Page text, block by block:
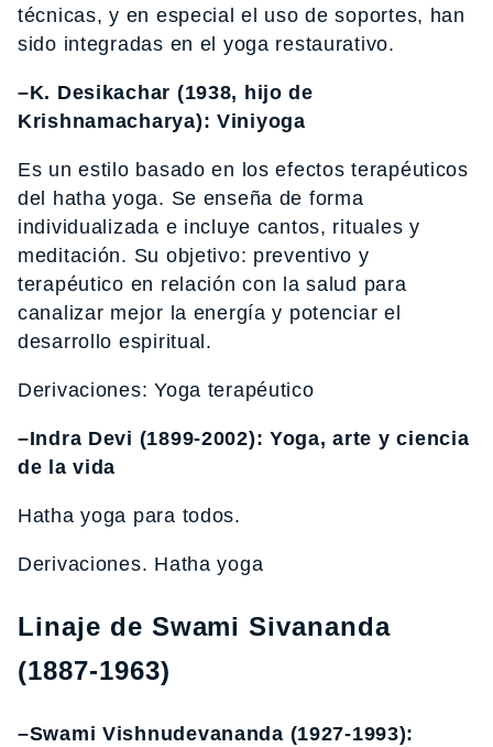
técnicas, y en especial el uso de soportes, han
sido integradas en el yoga restaurativo.
–K. Desikachar (1938, hijo de
Krishnamacharya): Viniyoga
Es un estilo basado en los efectos terapéuticos
del hatha yoga. Se enseña de forma
individualizada e incluye cantos, rituales y
meditación. Su objetivo: preventivo y
terapéutico en relación con la salud para
canalizar mejor la energía y potenciar el
desarrollo espiritual.
Derivaciones: Yoga terapéutico
–Indra Devi (1899-2002): Yoga, arte y ciencia
de la vida
Hatha yoga para todos.
Derivaciones. Hatha yoga
Linaje de Swami Sivananda
(1887-1963)
–Swami Vishnudevananda (1927-1993):